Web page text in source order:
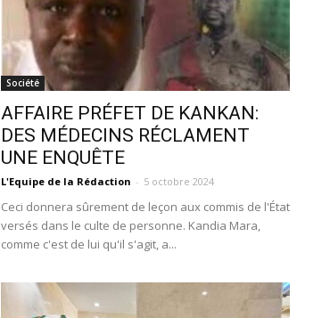
Société
AFFAIRE PRÉFET DE KANKAN:
DES MÉDECINS RÉCLAMENT
UNE ENQUÊTE
L'Equipe de la Rédaction - 5 octobre 2024
Ceci donnera sûrement de leçon aux commis de l'État
versés dans le culte de personne. Kandia Mara,
comme c'est de lui qu'il s'agit, a...